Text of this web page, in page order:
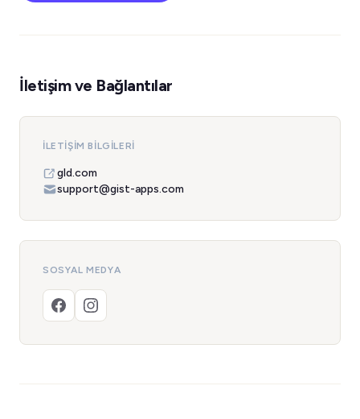
İletişim ve Bağlantılar
İLETIŞIM BILGILERI
gld.com
support@gist-apps.com
SOSYAL MEDYA